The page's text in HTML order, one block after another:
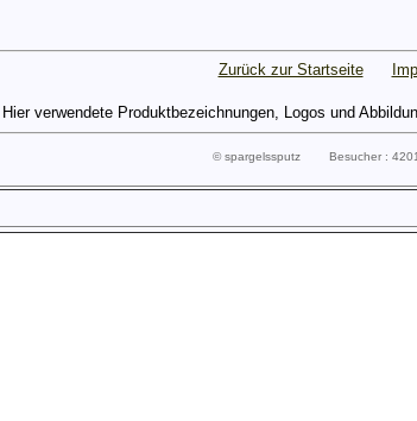
Zurück zur Startseite
Hier verwendete Produktbezeichnungen, Logos und
© spargelssputz Besucher :